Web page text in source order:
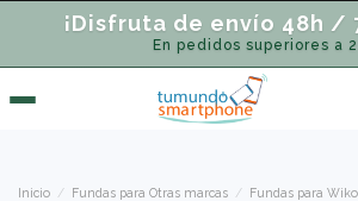
¡Disfruta de envío 48h /
En pedidos superiores a
Inicio Fundas para Otras marcas Fundas para Wiko